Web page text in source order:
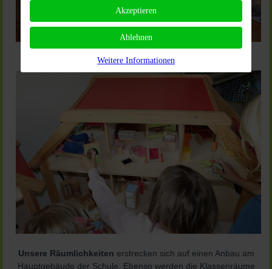
Unsere Räumlichkeiten erstrecken sich auf einen Anbau am
Hauptgebäude der Schule. Ebenso werden die Klassenräume
Akzeptieren
Ablehnen
Weitere Informationen